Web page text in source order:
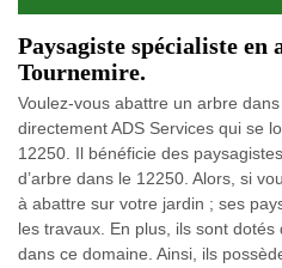
Paysagiste spécialiste en
Tournemire.
Voulez-vous abattre un arbre
directement ADS Services qui se
12250. Il bénéficie des
d’arbre dans le 12250. Alors, si
à abattre sur votre jardin ; ses
les travaux. En plus, ils sont dotés
dans ce domaine. Ainsi, ils